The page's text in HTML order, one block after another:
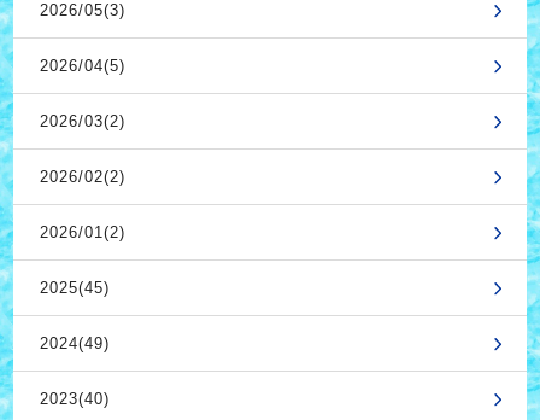
2026/05(3)
2026/04(5)
2026/03(2)
2026/02(2)
2026/01(2)
2025(45)
2024(49)
2023(40)